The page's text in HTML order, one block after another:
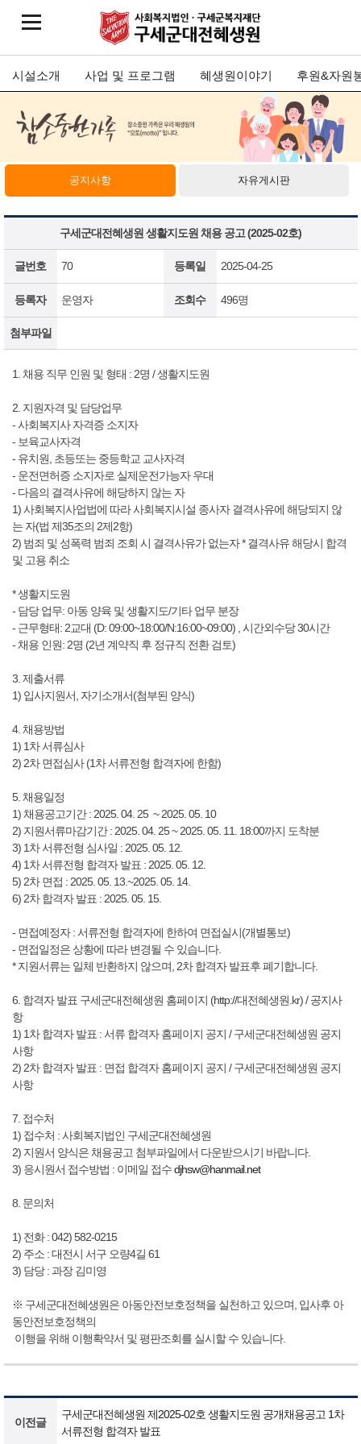
시설소개 사업 및 프로그램 혜생원이야기 후원&자원
공지사항 자유게시판
구세군대전혜생원 생활지도원 채용 공고 (2025-02호)
글번호 70 등록일 2025-04-25
등록자 운영자 조회수 496명
첨부파일
1. 채용 직무 인원 및 형태 : 2명 / 생활지도원
2. 지원자격 및 담당업무
- 사회복지사 자격증 소지자
- 보육교사자격
- 유치원, 초등또는 중등학교 교사자격
- 운전면허증 소지자로 실제운전가능자 우대
- 다음의 결격사유에 해당하지 않는 자
1) 사회복지사업법에 따라 사회복지시설 종사자 결격사유에 해당되지 않
는 자(법 제35조의 2제2항)
2) 범죄 및 성폭력 범죄 조회 시 결격사유가 없는자 * 결격사유 해당시 합격
및 고용 취소
* 생활지도원
- 담당 업무: 아동 양육 및 생활지도/기타 업무 분장
- 근무형태: 2교대 (D: 09:00~18:00/N:16:00~09:00) , 시간외수당 30시간
- 채용 인원: 2명 (2년 계약직 후 정규직 전환 검토)
3. 제출서류
1) 입사지원서, 자기소개서(첨부된 양식)
4. 채용방법
1) 1차 서류심사
2) 2차 면접심사 (1차 서류전형 합격자에 한함)
5. 채용일정
1) 채용공고기간 : 2025. 04. 25 ~ 2025. 05. 10
2) 지원서류마감기간 : 2025. 04. 25 ~ 2025. 05. 11. 18:00까지 도착분
3) 1차 서류전형 심사일 : 2025. 05. 12.
4) 1차 서류전형 합격자 발표 : 2025. 05. 12.
5) 2차 면접 : 2025. 05. 13.~2025. 05. 14.
6) 2차 합격자 발표 : 2025. 05. 15.
- 면접예정자 : 서류전형 합격자에 한하여 면접실시(개별통보)
- 면접일정은 상황에 따라 변경될 수 있습니다.
* 지원서류는 일체 반환하지 않으며, 2차 합격자 발표후 폐기합니다.
6. 합격자 발표 구세군대전혜생원 홈페이지 (http://대전혜생원.kr) / 공지사
항
1) 1차 합격자 발표 : 서류 합격자 홈페이지 공지 / 구세군대전혜생원 공지
사항
2) 2차 합격자 발표 : 면접 합격자 홈페이지 공지 / 구세군대전혜생원 공지
사항
7. 접수처
1) 접수처 : 사회복지법인 구세군대전혜생원
2) 지원서 양식은 채용공고 첨부파일에서 다운받으시기 바랍니다.
3) 응시원서 접수방법 : 이메일 접수djhsw@hanmail.net
8. 문의처
1) 전화 : 042) 582-0215
2) 주소 : 대전시 서구 오량4길 61
3) 담당 : 과장 김미영
※ 구세군대전혜생원은 아동안전보호정책을 실천하고 있으며, 입사후 아
동안전보호정책의
이행을 위해 이행확약서 및 평판조회를 실시할 수 있습니다.
이전글
구세군대전혜생원 제2025-02호 생활지도원 공개채용공고 1차
서류전형 합격자 발표